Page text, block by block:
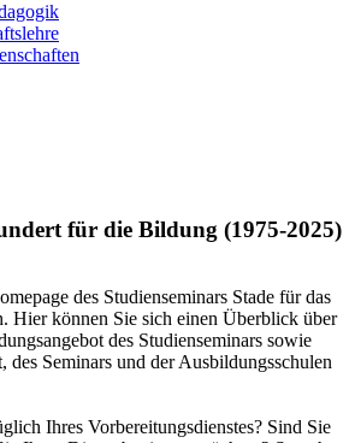
für die Bildung (1975-2025)
des Studienseminars Stade für das
Hier können Sie sich einen Überblick über
des Studienseminars sowie
des Seminars und der Ausbildungsschulen
Ihres Vorbereitungsdienstes? Sind Sie